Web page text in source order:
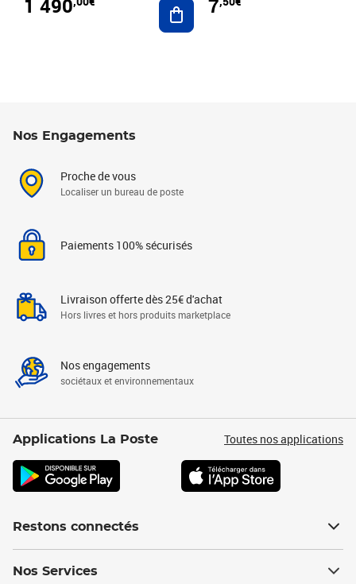
1 490 7
Nos Engagements
Proche de vous
Localiser un bureau de poste
Paiements 100% sécurisés
Livraison offerte dès 25€ d'achat
Hors livres et hors produits marketplace
Nos engagements
sociétaux et environnementaux
Applications La Poste Toutes nos applications
Restons connectés
Nos Services